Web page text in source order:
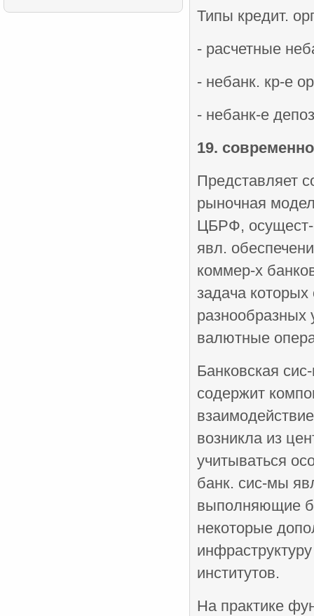
Типы кредит.
- расчетные
- небанк. кр-е
- небанк-е
19.
Представляет
рыночная
ЦБРФ, осущест-
явл.
коммер-х
задача
разнообразных
валютные
Банковская
содержит
возникла из
учитываться
банк. сис-мы
выполняющие
некоторые
институтов.
На практике